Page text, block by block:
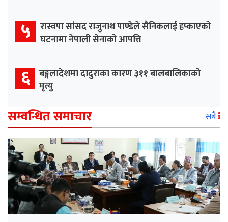
५ रास्वपा सांसद राजुनाथ पाण्डेले सैनिकलाई हप्काएको
घटनामा नेपाली सेनाको आपत्ति
६ बङ्गलादेशमा दादुराका कारण ३११ बालबालिकाको
मृत्यु
सम्वन्धित समाचार सबै